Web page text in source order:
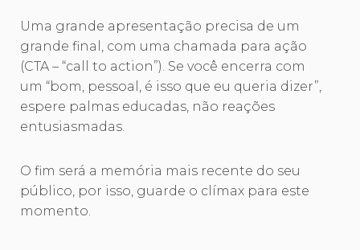
Uma grande apresentação precisa de um
grande final, com uma chamada para ação
(CTA – “call to action”). Se você encerra com
um “bom, pessoal, é isso que eu queria dizer”,
espere palmas educadas, não reações
entusiasmadas.
O fim será a memória mais recente do seu
público, por isso, guarde o clímax para este
momento.